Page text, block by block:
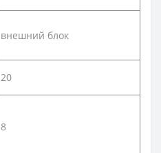
внешний блок
20
8